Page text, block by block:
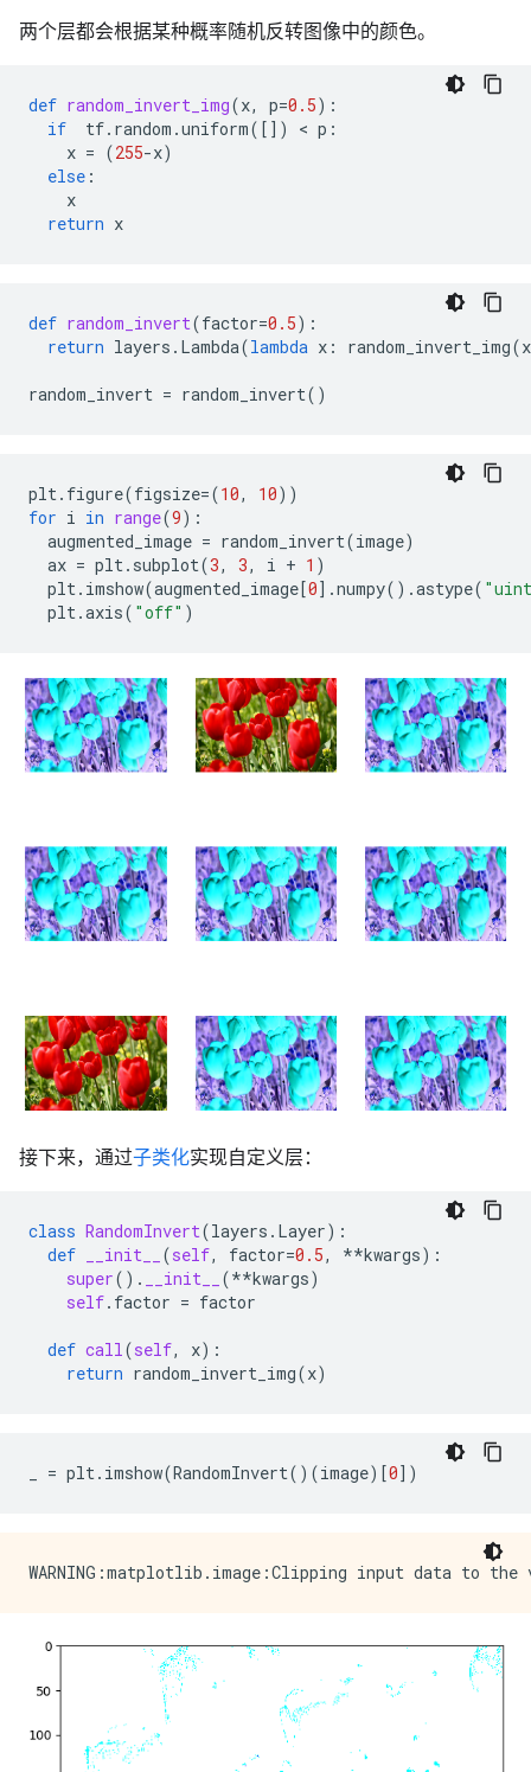
两个层都会根据某种概率随机反转图像中的颜色。
def random_invert_img(x, p=0.5):
if
tf. random .uniform([]) < p :
x = (255-x)
else :
x
return x
def random_invert(factor=0.5):
return layers . Lambda(lambda x : random_invert_img(x
random_invert = random_invert()
plt. figure(figsize=(10, 10))
for i in range(9):
augmented_image = random_invert(image)
ax = plt. subplot(3, 3, i + 1 )
plt. imshow(augmented_image [0] .numpy() .astype(
plt.axis( "off" )
接下来，通过子类化实现自定义层：
class RandomInvert(layers . Layer):
def
__init__ (self, factor=0.5, **kwargs):
super() . __init__ (**kwargs)
self. factor = factor
def call(self, x):
return random_invert_img(x)
= plt. imshow(RandomInvert()(image)[0])